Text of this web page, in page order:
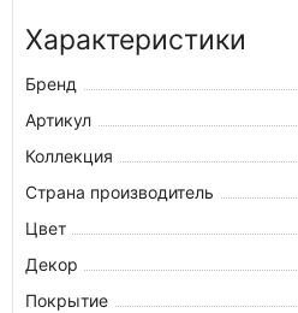
Характеристики
Бренд
Артикул
Коллекция
Страна производитель
Цвет
Декор
Покрытие